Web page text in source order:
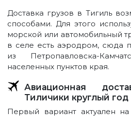
Доставка грузов в Тигиль
способами. Для этого
морской или автомобильный
в селе есть аэродром, сюда
из Петропавловска-
населенных пунктов края.
Авиационная
Тиличики круглый год
Первый вариант актуален